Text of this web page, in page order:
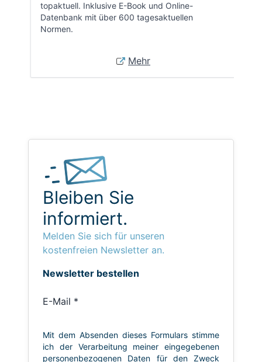
topaktuell. Inklusive E-Book und Online-
Datenbank mit über 600 tagesaktuellen
Normen.
Mehr
Bleiben Sie
informiert.
Melden Sie sich für unseren
kostenfreien Newsletter an.